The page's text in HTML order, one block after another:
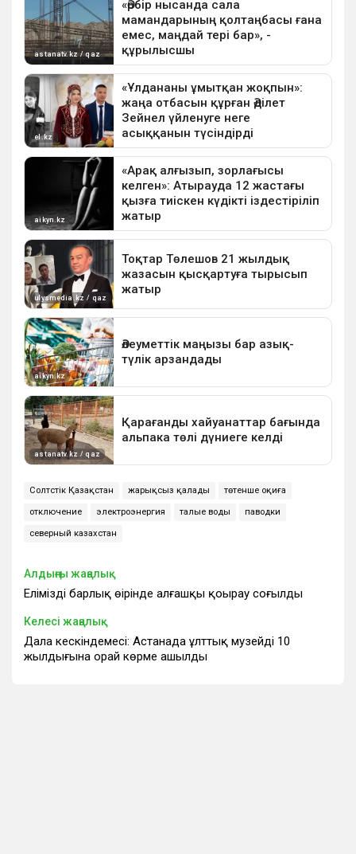
Солтүстік Қазақстан жарықсыз қалады төтенше оқиға
отключение электроэнергия талые воды паводки
северный казахстан
Алдыңғы жаңалық
Еліміздің барлық өңірінде алғашқы қоңырау соғылды
Келесі жаңалық
Дала кескіндемесі: Астанада ұлттық музейдің 10
жылдығына орай көрме ашылды